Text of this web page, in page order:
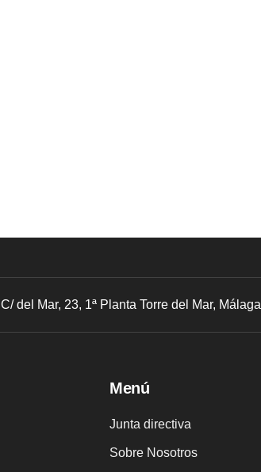
C/ del Mar, 23, 1ª Planta Torre del Mar, Málaga
Menú
Junta directiva
Sobre Nosotros